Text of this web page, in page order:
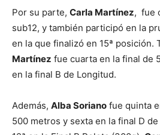
Por su parte, Carla Martínez, fue
sub12, y también participó en la
en la que finalizó en 15ª posición.
Martínez fue cuarta en la final de
en la final B de Longitud.
Además, Alba Soriano fue quinta
500 metros y sexta en la final D